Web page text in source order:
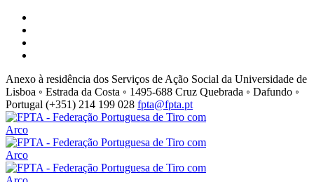
Anexo à residência dos Serviços de Ação Social da Universidade de
Lisboa ◦ Estrada da Costa ◦ 1495-688 Cruz Quebrada ◦ Dafundo ◦
Portugal (+351) 214 199 028 fpta@fpta.pt